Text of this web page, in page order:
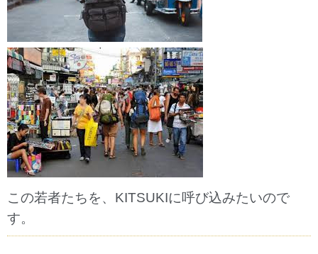
この若者たちを、KITSUKIに呼び込みたいので
す。